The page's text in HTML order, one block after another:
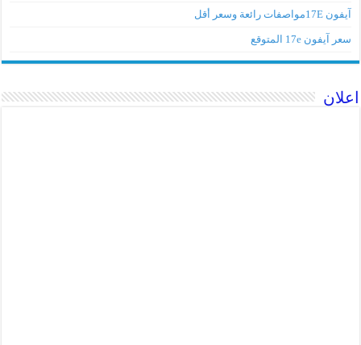
آيفون 17Eمواصفات رائعة وسعر أقل
سعر آيفون 17e المتوقع
اعلان